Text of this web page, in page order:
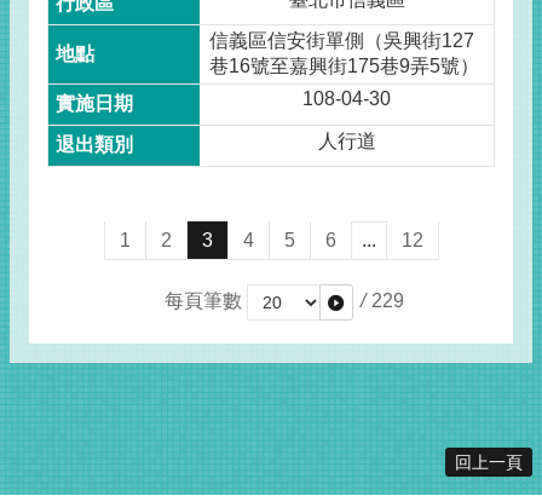
信義區信安街單側（吳興街127
巷16號至嘉興街175巷9弄5號）
108-04-30
人行道
1 2 3 4 5 6 ... 12
每頁筆數 / 229
回上一頁